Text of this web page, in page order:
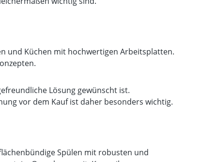
und Küchen mit hochwertigen Arbeitsplatten.
Lösung gewünscht ist.
vor dem Kauf ist daher besonders wichtig.
Spülen mit robusten und